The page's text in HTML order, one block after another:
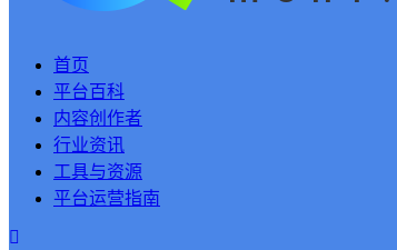
首页
平台百科
内容创作者
行业资讯
工具与资源
平台运营指南